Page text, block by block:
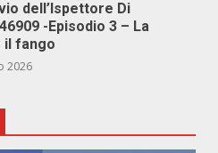
dell’Ispettore Di
-Episodio 3 – La
il fango
2026